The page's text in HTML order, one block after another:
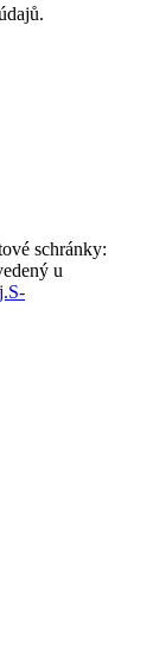
schránky:
u